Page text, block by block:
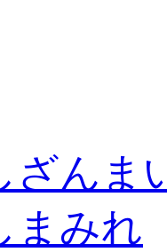
ざんま
まみれ